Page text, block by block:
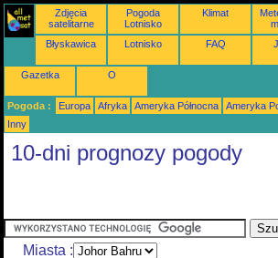
Zdjęcia
satelitarne
Pogoda
Lotnisko
Klimat
Błyskawica Lotnisko FAQ
Gazetka O
Pogoda : Europa Afryka Ameryka Północna Ameryka
Inny
10-dni prognozy pogody
Miasta :